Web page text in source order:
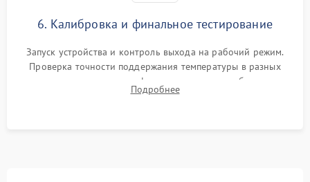
6. Калибровка и финальное тестирование
Запуск устройства и контроль выхода на рабочий режим.
Проверка точности поддержания температуры в разных
климатических зонах шкафа, оценка уровня стабильности
влажности и полного отсутствия вибраций корпуса.
Подробнее